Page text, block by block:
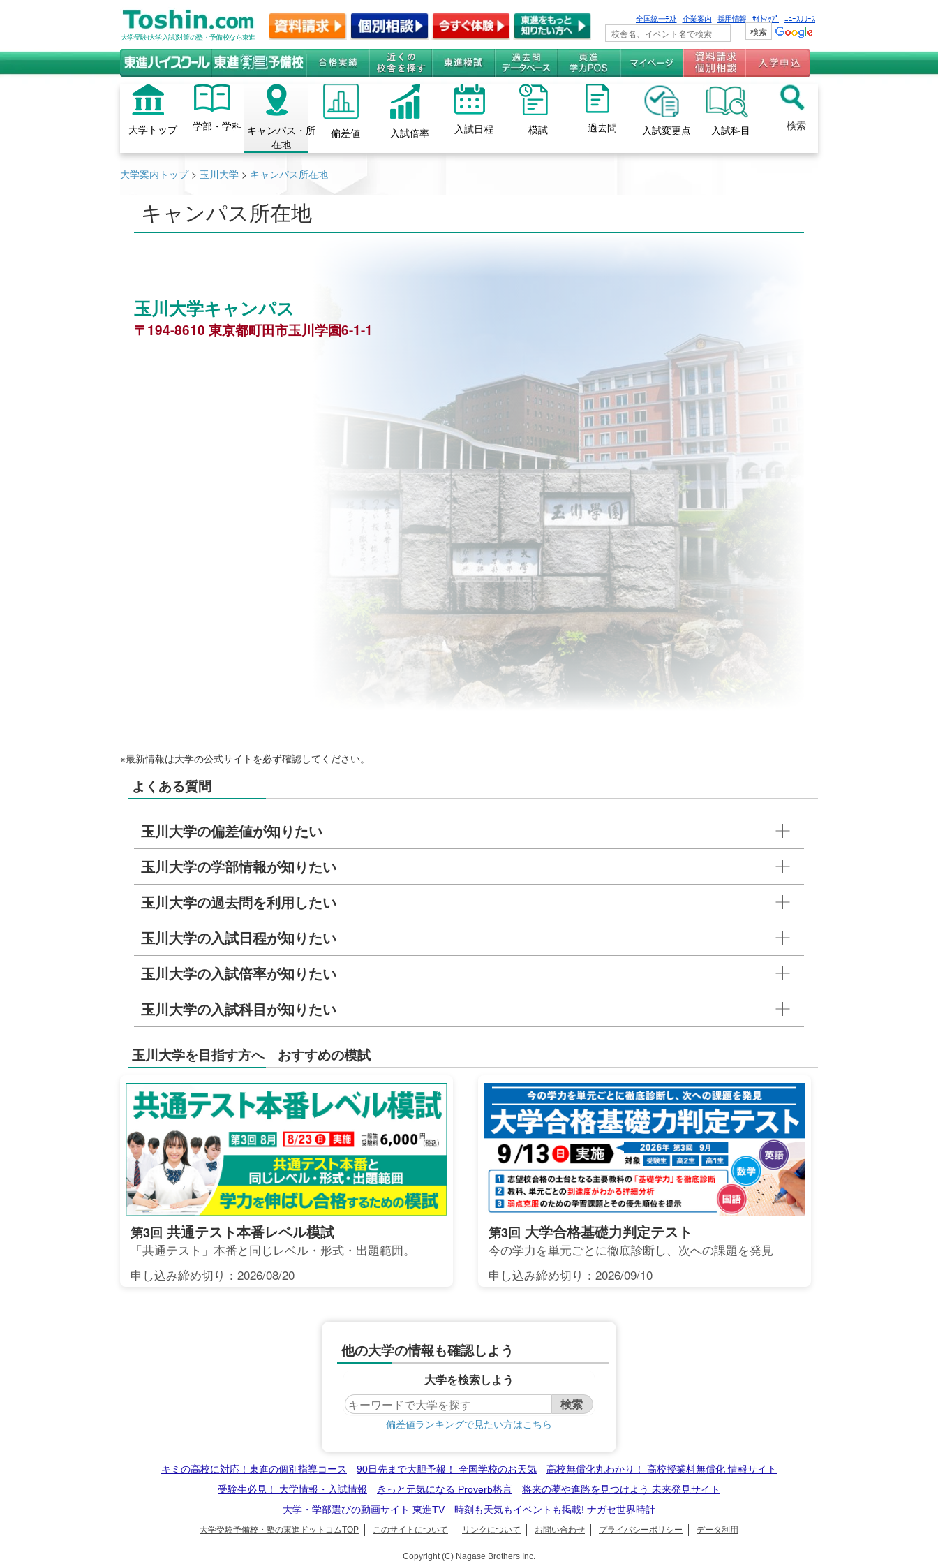
大学受験(大学入試)対策の塾・予備校なら東進
全国統一ﾃｽﾄ 企業案内 採用情報 ｻｲﾄﾏｯﾌﾟ ﾆｭｰｽﾘﾘｰｽ
大学トップ 学部・学科 キャンパス・所
在地
偏差値 入試倍率 入試日程 模試 過去問 入試変更点 入試科目 検索
大学案内トップ> 玉川大学 > キャンパス所在地
キャンパス所在地
玉川大学キャンパス
〒194-8610 東京都町田市玉川学園6-1-1
※最新情報は大学の公式サイトを必ず確認してください。
よくある質問
玉川大学の偏差値が知りたい
玉川大学の学部情報が知りたい
玉川大学の過去問を利用したい
玉川大学の入試日程が知りたい
玉川大学の入試倍率が知りたい
玉川大学の入試科目が知りたい
玉川大学を目指す方へ おすすめの模試
第3回 共通テスト本番レベル模試
「共通テスト」本番と同じレベル・形式・出題範囲。
申し込み締め切り：2026/08/20
第3回 大学合格基礎力判定テスト
今の学力を単元ごとに徹底診断し、次への課題を発見
申し込み締め切り：2026/09/10
他の大学の情報も確認しよう
大学を検索しよう
偏差値ランキングで見たい方はこちら
キミの高校に対応！東進の個別指導コース 90日先まで大胆予報！ 全国学校のお天気
高校無償化丸わかり！ 高校授業料無償化 情報サイト
受験生必見！ 大学情報・入試情報
きっと元気になる Proverb格言
将来の夢や進路を見つけよう 未来発見サイト
大学・学部選びの動画サイト 東進TV
時刻も天気もイベントも掲載! ナガセ世界時計
大学受験予備校・塾の東進ドットコムTOP このサイトについて リンクについて お問い合わせ プライバシーポリシー データ利用
Copyright (C) Nagase Brothers Inc.